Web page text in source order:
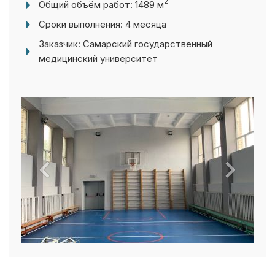
Сроки выполнения: 4 месяца
Заказчик: Самарский государственный
медицинский университет